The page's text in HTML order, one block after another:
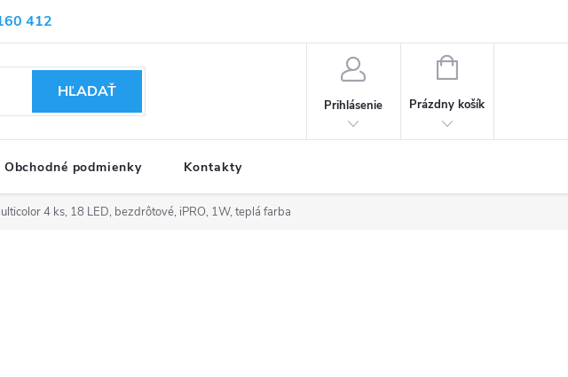
412
HĽADAŤ
Prihlásenie
NÁKUPNÝ
Prázdny košík
Obchodné podmienky Kontakty
4 ks, 18 LED, bezdrôtové, iPRO, 1W, teplá farba